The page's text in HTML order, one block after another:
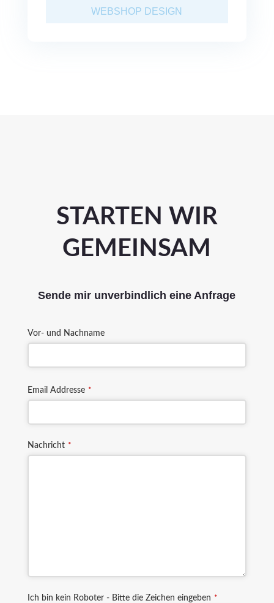
WEBSHOP DESIGN
STARTEN WIR
GEMEINSAM
Sende mir unverbindlich eine Anfrage
Vor- und Nachname
Email Addresse *
Nachricht *
Ich bin kein Roboter - Bitte die Zeichen eingeben *